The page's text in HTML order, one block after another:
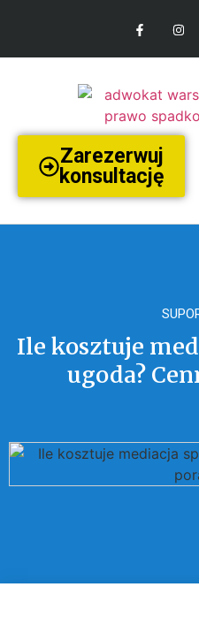
Zarezerwuj
konsultację
Ile kosztuje
ugoda?